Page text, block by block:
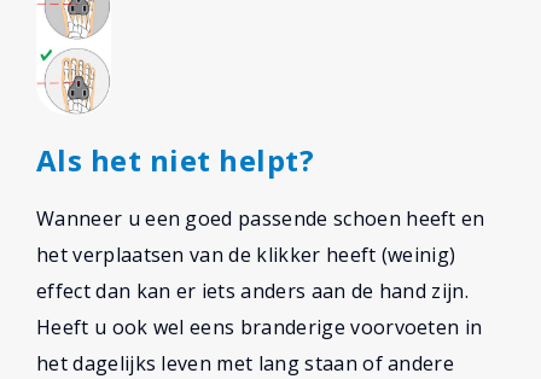
Als het niet helpt?
Wanneer u een goed passende schoen heeft en
het verplaatsen van de klikker heeft (weinig)
effect dan kan er iets anders aan de hand zijn.
Heeft u ook wel eens branderige voorvoeten in
het dagelijks leven met lang staan of andere